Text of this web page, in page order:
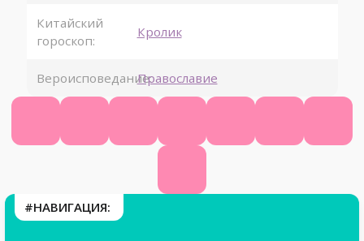
Китайский
гороскоп:
Кролик
Вероисповедание:Православие
#НАВИГАЦИЯ: